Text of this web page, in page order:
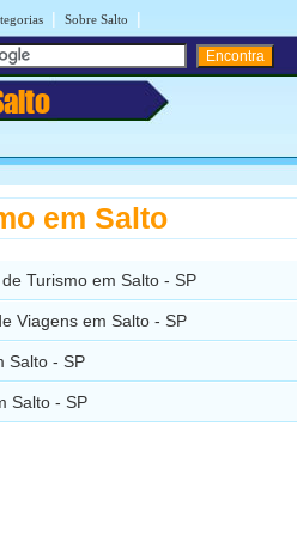
| Sobre Salto |
em Salto
Turismo em Salto - SP
Viagens em Salto - SP
Salto - SP
Salto - SP